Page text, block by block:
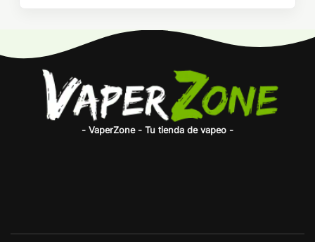
- VaperZone - Tu tienda de vapeo -